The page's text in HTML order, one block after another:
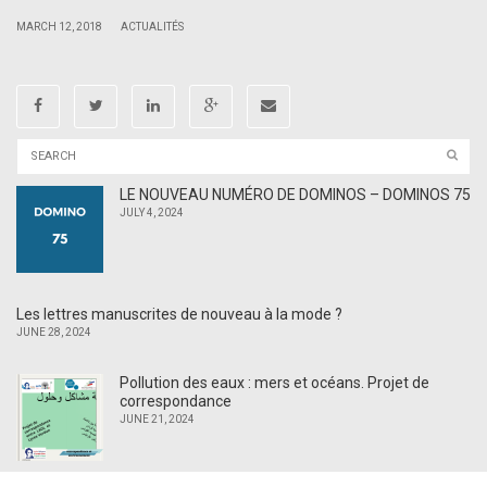
MARCH 12, 2018 ACTUALITÉS
LE NOUVEAU NUMÉRO DE DOMINOS – DOMINOS 75
JULY 4, 2024
Les lettres manuscrites de nouveau à la mode ?
JUNE 28, 2024
Pollution des eaux : mers et océans. Projet de
correspondance
JUNE 21, 2024